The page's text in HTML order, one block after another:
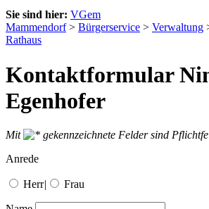
Sie sind hier: VGem
Mammendorf> Bürgerservice > Verwaltung
Rathaus
Kontaktformular
Egenhofer
Mit
gekennzeichnete Felder sind
Anrede
Herr| Frau